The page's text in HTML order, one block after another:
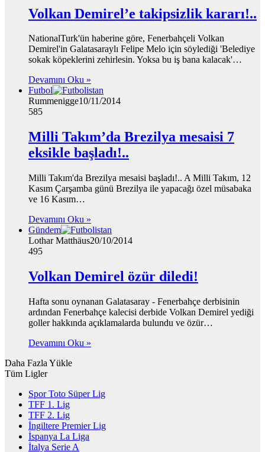
Volkan Demirel’e takipsizlik kararı!..
NationalTurk'ün haberine göre, Fenerbahçeli Volkan
Demirel'in Galatasaraylı Felipe Melo için söylediği 'Belediye
sokak köpeklerini zehirlesin. Yoksa bu iş bana kalacak'…
Devamını Oku »
Futbol
Rummenigge10/11/2014
585
Milli Takım’da Brezilya mesaisi 7
eksikle başladı!..
Milli Takım'da Brezilya mesaisi başladı!.. A Milli Takım, 12
Kasım Çarşamba günü Brezilya ile yapacağı özel müsabaka
ve 16 Kasım…
Devamını Oku »
Gündem
Lothar Matthäus20/10/2014
495
Volkan Demirel özür diledi!
Hafta sonu oynanan Galatasaray - Fenerbahçe derbisinin
ardından Fenerbahçe kalecisi derbide Volkan Demirel yediği
goller hakkında açıklamalarda bulundu ve özür…
Devamını Oku »
Daha Fazla Yükle
Tüm Ligler
Spor Toto Süper Lig
TFF 1. Lig
TFF 2. Lig
İngiltere Premier Lig
İspanya La Liga
İtalya Serie A